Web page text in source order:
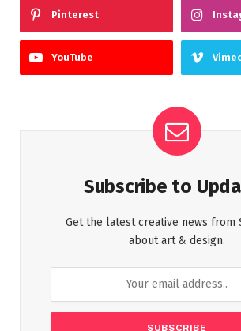
Pinterest
YouTube
Subscribe to
Get the latest creative news from
about art & design.